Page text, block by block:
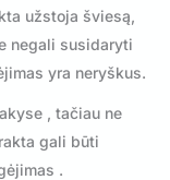
užstoja šviesą,
negali susidaryti
yra neryškus.
, tačiau ne
gali būti
.